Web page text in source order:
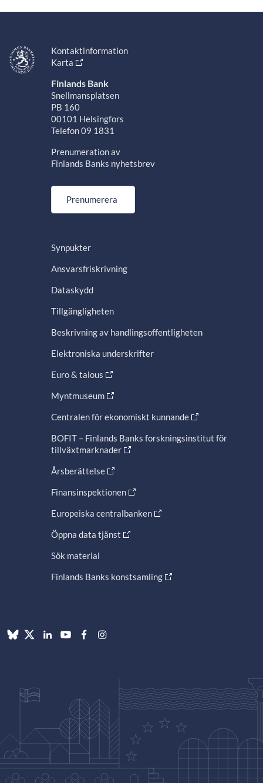
Kontaktinformation
Karta
Finlands Bank
Snellmansplatsen
PB 160
00101 Helsingfors
Telefon 09 1831
Prenumeration av
Finlands Banks nyhetsbrev
Prenumerera
Synpukter
Ansvarsfriskrivning
Dataskydd
Tillgängligheten
Beskrivning av handlingsoffentligheten
Elektroniska underskrifter
Euro & talous
Myntmuseum
Centralen för ekonomiskt kunnande
BOFIT – Finlands Banks forskningsinstitut för
tillväxtmarknader
Årsberättelse
Finansinspektionen
Europeiska centralbanken
Öppna data tjänst
Sök material
Finlands Banks konstsamling